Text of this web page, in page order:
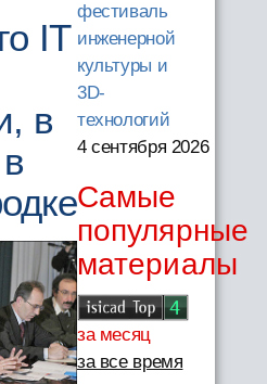
IT
в
фестиваль
инженерной
культуры и
3D-
технологий
4 сентября 2026
Самые
популярные
материалы
за месяц
за все время